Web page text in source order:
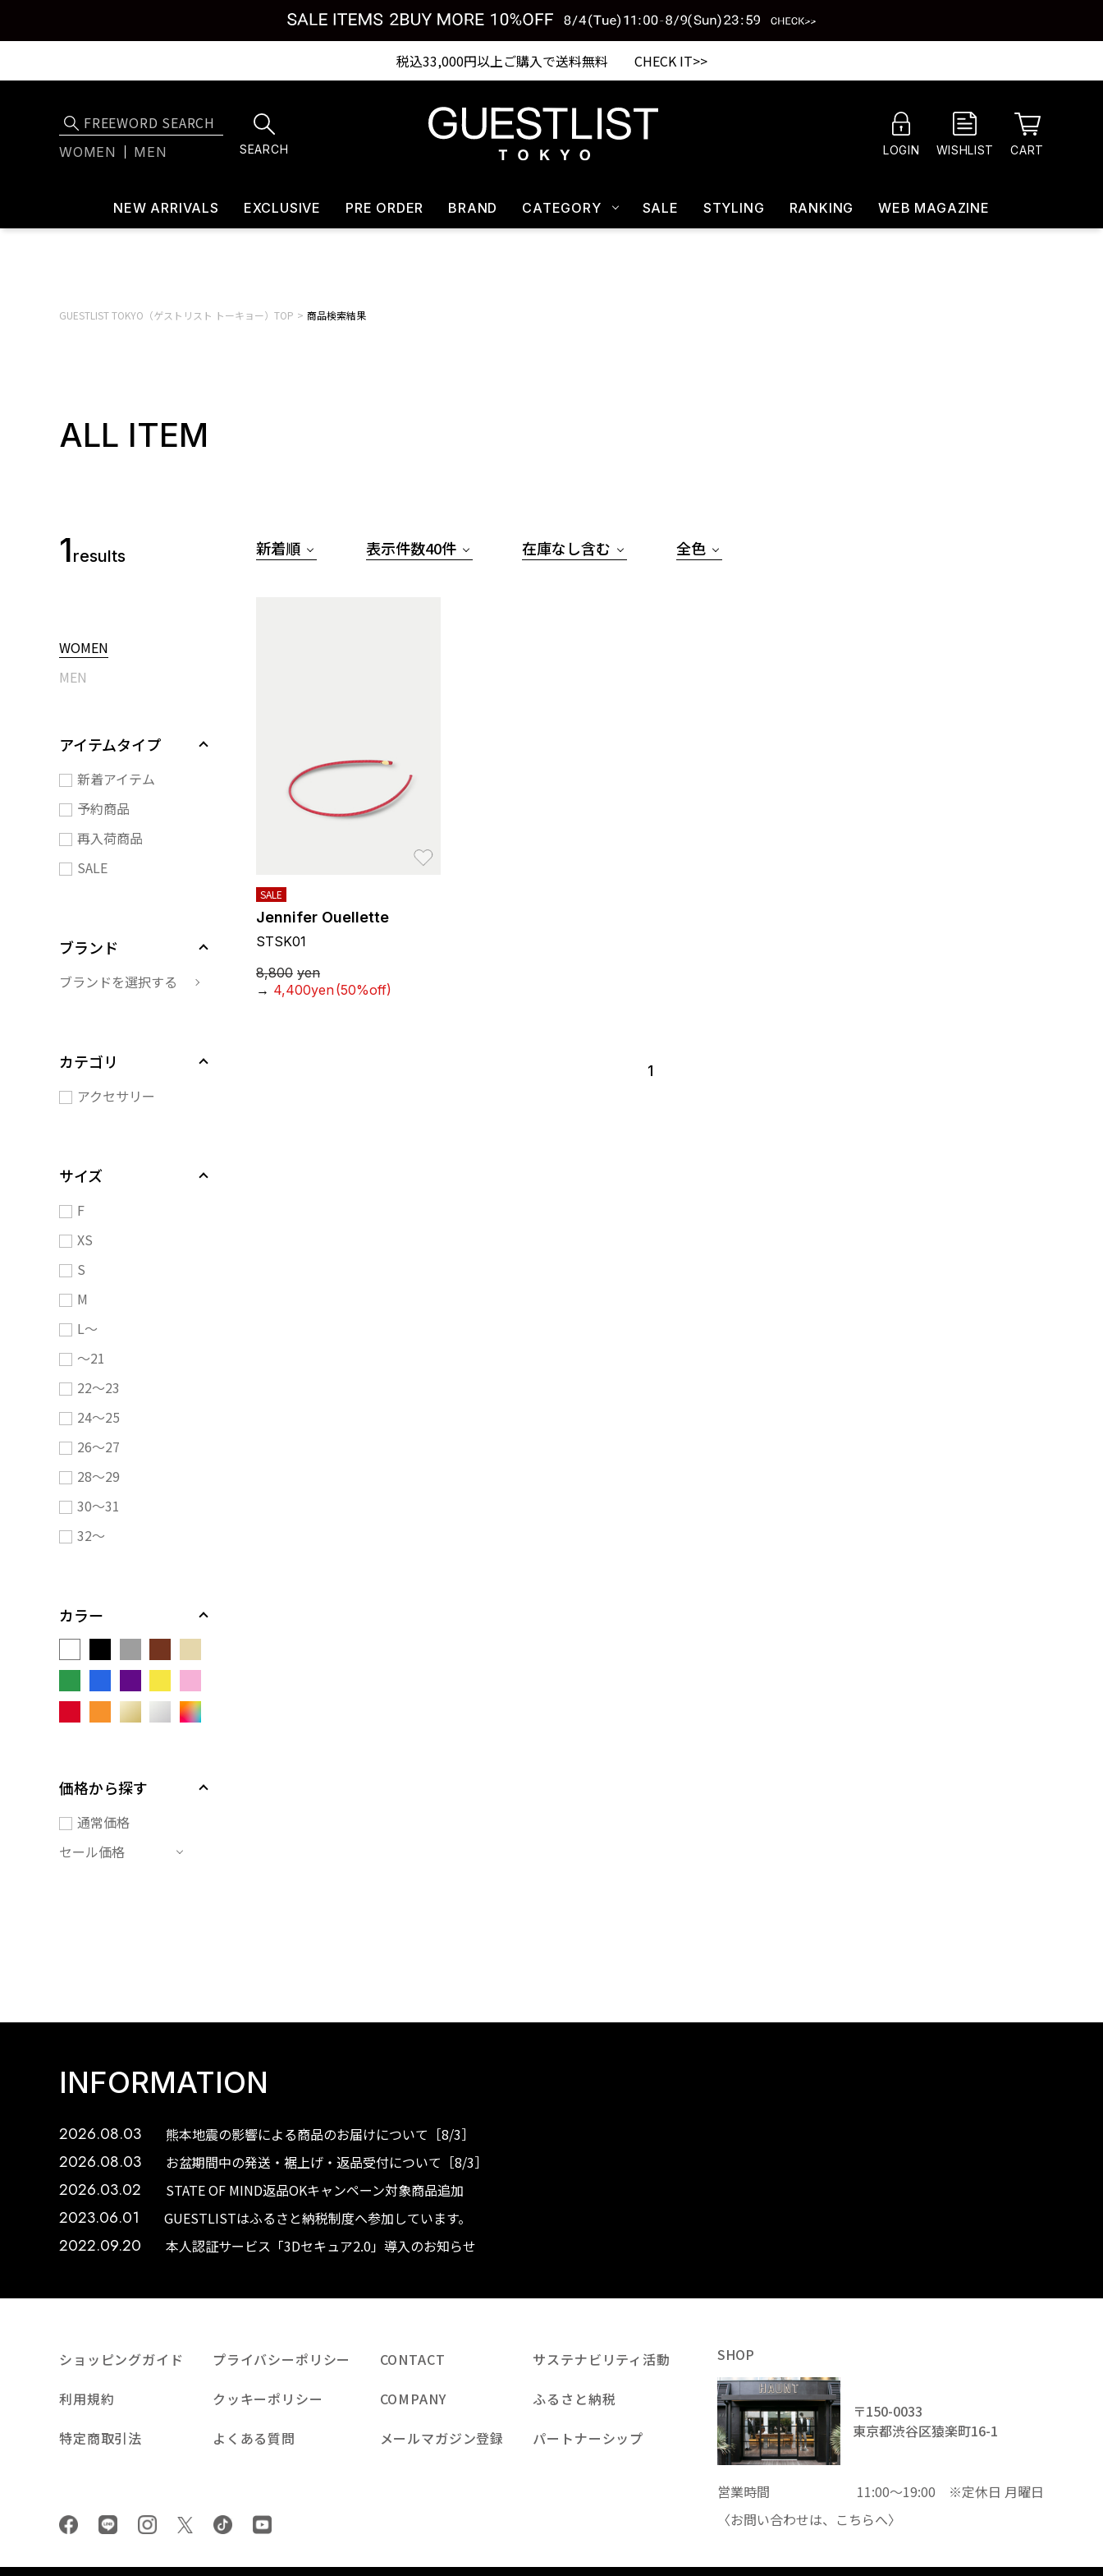
税込33,000円以上ご購入で送料無料 CHECK IT>>
WOMEN MEN SEARCH LOGIN WISHLIST CART
NEW ARRIVALS EXCLUSIVE PRE ORDER BRAND CATEGORY SALE STYLING RANKING WEB MAGAZINE
GUESTLIST TOKYO（ゲストリスト トーキョー）TOP 商品検索結果
ALL ITEM
1results
WOMEN
MEN
アイテムタイプ
新着アイテム
予約商品
再入荷商品
SALE
ブランド
ブランドを選択する
カテゴリ
アクセサリー
サイズ
F
XS
S
M
L～
～21
22～23
24～25
26～27
28～29
30～31
32～
カラー
価格から探す
通常価格
セール価格
新着順 表示件数40件 在庫なし含む 全色
SALE
Jennifer Ouellette
STSK01
8,800 yen
→ 4,400yen(50%off)
1
INFORMATION
2026.08.03 熊本地震の影響による商品のお届けについて［8/3］
2026.08.03 お盆期間中の発送・裾上げ・返品受付について［8/3］
2026.03.02 STATE OF MIND返品OKキャンペーン対象商品追加
2023.06.01 GUESTLISTはふるさと納税制度へ参加しています。
2022.09.20 本人認証サービス「3Dセキュア2.0」導入のお知らせ
ショッピングガイド
利用規約
特定商取引法
プライバシーポリシー
クッキーポリシー
よくある質問
CONTACT
COMPANY
メールマガジン登録
サステナビリティ活動
ふるさと納税
パートナーシップ
Facebook Instagram Twiiter tiktok youtube
SHOP
〒150-0033
東京都渋谷区猿楽町16-1
営業時間
11:00～19:00 ※定休日 月曜日
〈お問い合わせは、 こちらへ〉